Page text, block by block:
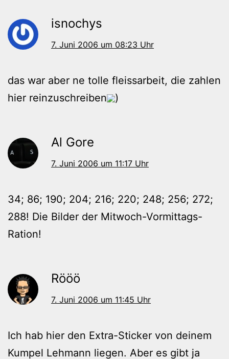
isnochys
7. Juni 2006 um 08:23 Uhr
das war aber ne tolle fleissarbeit, die zahlen
hier reinzuschreiben
)
Al Gore
7. Juni 2006 um 11:17 Uhr
34; 86; 190; 204; 216; 220; 248; 256; 272;
288! Die Bilder der Mitwoch-Vormittags-
Ration!
Rööö
7. Juni 2006 um 11:45 Uhr
Ich hab hier den Extra-Sticker von deinem
Kumpel Lehmann liegen. Aber es gibt ja